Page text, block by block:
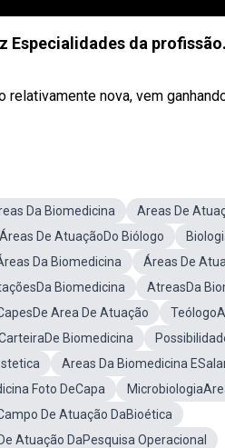
Especialidades da profissão.
nova, vem
Da Biomedicina
Areas De
Áreas De AtuaçãoDo Biólogo
Da Biomedicina
Áreas De
Biomedicina
AtreasDa
Area De Atuação
Biomedicina
Areas Da Biomedicina
Foto DeCapa
De Atuação DaBioética
Atuação DaPesquisa Operacional